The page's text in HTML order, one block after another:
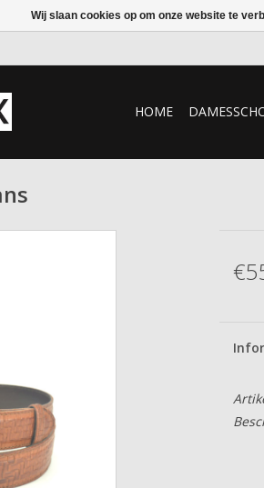
HOME
Wij slaan cookies op om onze website te